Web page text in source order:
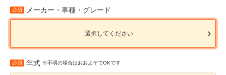
必須 メーカー・車種・グレード
選択してください
必須 年式 ※不明の場合はおおよそでOKです